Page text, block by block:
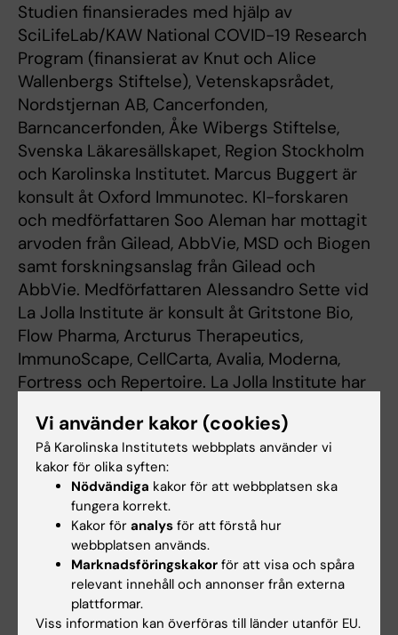
Studien finansierades med hjälp av
SciLifeLab/KAW National COVID-19 Research
Program (finansierat av Knut och Alice
Wallenbergs Stiftelse), Vetenskapsrådet,
Nordstjernan AB, Cancerfonden,
Barncancerfonden, Åke Wibergs Stiftelse,
Svenska Läkaresällskapet, Region Stockholm
och Karolinska Institutet. Marcus Buggert är
konsult åt Oxford Immunotec. KI-forskaren
och medförfattaren Soo Aleman har mottagit
arvoden från Gilead, AbbVie, MSD och Biogen
samt forskningsanslag från Gilead och
AbbVie. Medförfattaren Alessandro Sette vid
La Jolla Institute är konsult åt Gritstone Bio,
Flow Pharma, Arcturus Therapeutics,
ImmunoScape, CellCarta, Avalia, Moderna,
Fortress och Repertoire. La Jolla Institute har
av T-cellsepitoper och vaccindesign.
Publikation
‘Ancestral SARS-CoV-2-specific T cells
cross-recognize Omicron’
Cai, Alba Grifoni, Thomas R. Müller, Julia Niessl,
Anna Olofsson, Marion Humbert, Lotta
Hansson, Anders Österborg, Peter Bergman,
Vi använder kakor (cookies)
På Karolinska Institutets webbplats använder vi
kakor för olika syften:
Nödvändiga kakor för att webbplatsen ska
fungera korrekt.
Kakor för analys för att förstå hur
webbplatsen används.
Marknadsföringskakor för att visa och spåra
relevant innehåll och annonser från externa
plattformar.
Viss information kan överföras till länder utanför EU.